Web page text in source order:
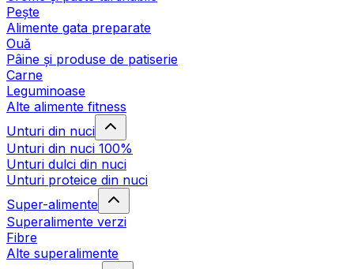
Pește
Alimente gata preparate
Ouă
Pâine și produse de patiserie
Carne
Leguminoase
Alte alimente fitness
Unturi din nuci
Unturi din nuci 100%
Unturi dulci din nuci
Unturi proteice din nuci
Super-alimente
Superalimente verzi
Fibre
Alte superalimente